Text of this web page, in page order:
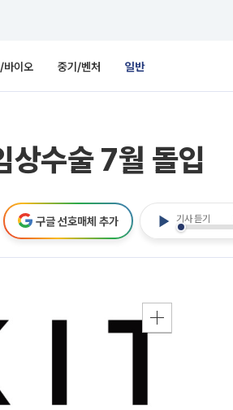
바이오 중기/벤처 일반
상수술 7월 돌입
기사 듣기
구글 선호매체 추가